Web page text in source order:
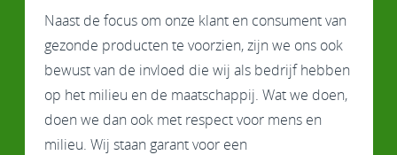
Naast de focus om onze klant en consument van
gezonde producten te voorzien, zijn we ons ook
bewust van de invloed die wij als bedrijf hebben
op het milieu en de maatschappij. Wat we doen,
doen we dan ook met respect voor mens en
milieu. Wij staan garant voor een